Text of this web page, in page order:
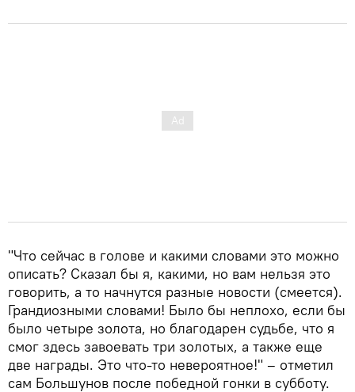
"Что сейчас в голове и какими словами это можно
описать? Сказал бы я, какими, но вам нельзя это
говорить, а то начнутся разные новости (смеется).
Грандиозными словами! Было бы неплохо, если бы
было четыре золота, но благодарен судьбе, что я
смог здесь завоевать три золотых, а также еще
две награды. Это что-то невероятное!" – отметил
сам Большунов после победной гонки в субботу.